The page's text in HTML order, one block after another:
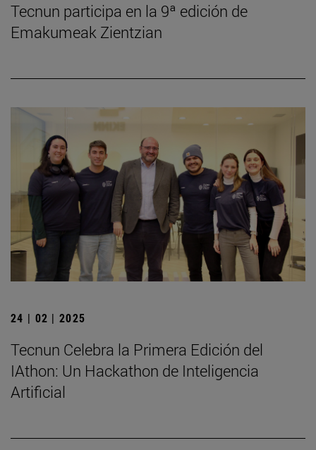
Tecnun participa en la 9ª edición de
Emakumeak Zientzian
24 | 02 | 2025
Tecnun Celebra la Primera Edición del
IAthon: Un Hackathon de Inteligencia
Artificial